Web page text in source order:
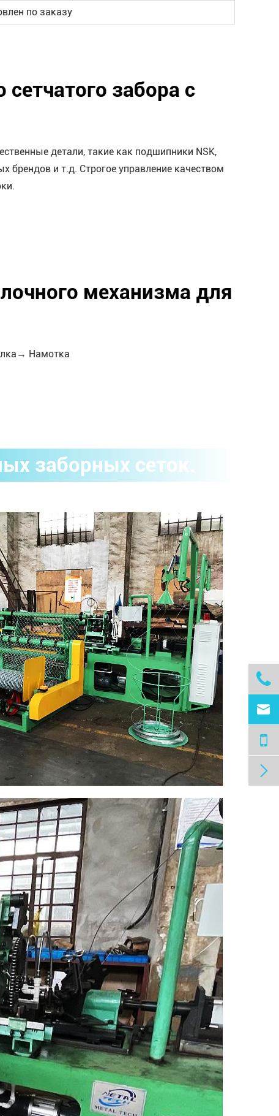
по заказу
забора с
детали, такие как подшипники NSK,
брендов и т.д. Строгое управление качеством
механизма для
Намотка
заборных сеток.


